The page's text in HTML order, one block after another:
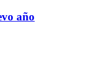
año